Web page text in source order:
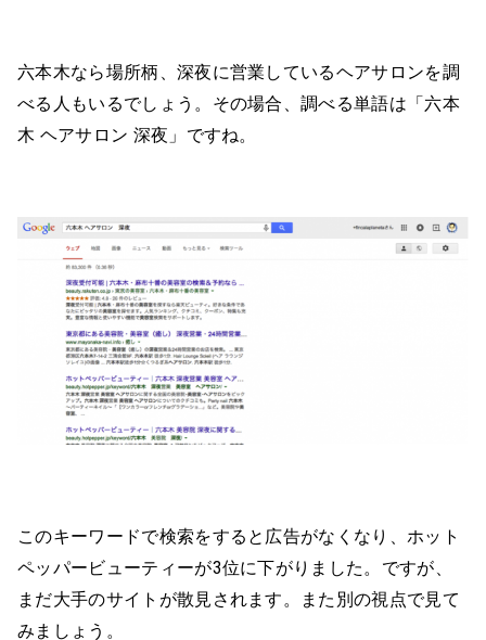
六本木なら場所柄、深夜に営業しているヘアサロンを調
べる人もいるでしょう。その場合、調べる単語は「六本
木 ヘアサロン 深夜」ですね。
このキーワードで検索をすると広告がなくなり、ホット
ペッパービューティーが3位に下がりました。ですが、
まだ大手のサイトが散見されます。また別の視点で見て
みましょう。